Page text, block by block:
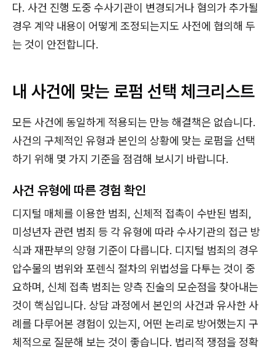
다. 사건 진행 도중 수사기관이 변경되거나 혐의가 추가될
경우 계약 내용이 어떻게 조정되는지도 사전에 협의해 두
는 것이 안전합니다.
내 사건에 맞는 로펌 선택 체크리스트
모든 사건에 동일하게 적용되는 만능 해결책은 없습니다.
사건의 구체적인 유형과 본인의 상황에 맞는 로펌을 선택
하기 위해 몇 가지 기준을 점검해 보시기 바랍니다.
사건 유형에 따른 경험 확인
디지털 매체를 이용한 범죄, 신체적 접촉이 수반된 범죄,
미성년자 관련 범죄 등 각 유형에 따라 수사기관의 접근 방
식과 재판부의 양형 기준이 다릅니다. 디지털 범죄의 경우
압수물의 범위와 포렌식 절차의 위법성을 다투는 것이 중
요하며, 신체 접촉 범죄는 양측 진술의 모순점을 찾아내는
것이 핵심입니다. 상담 과정에서 본인의 사건과 유사한 사
례를 다루어본 경험이 있는지, 어떤 논리로 방어했는지 구
체적으로 질문해 보는 것이 좋습니다. 법리적 쟁점을 정확